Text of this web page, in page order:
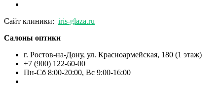
Сайт клиники: iris-glaza.ru
Салоны оптики
г. Ростов-на-Дону, ул. Красноармейская, 180 (1 этаж)
+7 (900) 122-60-00
Пн-Cб 8:00-20:00, Вс 9:00-16:00